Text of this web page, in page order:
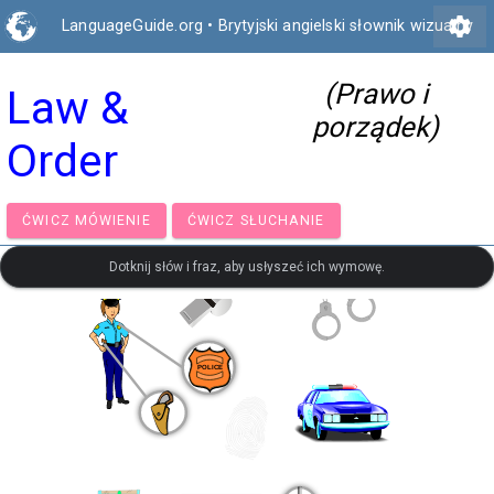
LanguageGuide.org • Brytyjski angielski słownik wizualny
settings
Law &
Order
(Prawo i
porządek)
ĆWICZ MÓWIENIE ĆWICZ SŁUCHANIE
Dotknij słów i fraz, aby usłyszeć ich wymowę.